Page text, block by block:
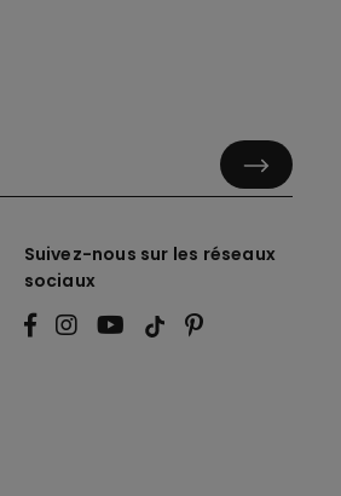
Suivez-nous sur les réseaux
sociaux